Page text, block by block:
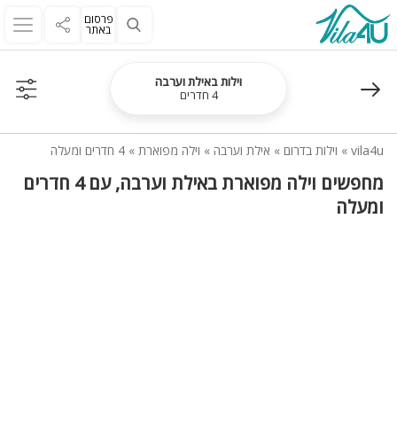
פרסום
באתר
וילות באילת וערבה
4 חדרים
vila4u
» וילות בדרום » אילת וערבה » וילה מפוארת » 4 חדרים ומעלה
מחפשים וילה מפוארת באילת וערבה, עם 4 חדרים
ומעלה